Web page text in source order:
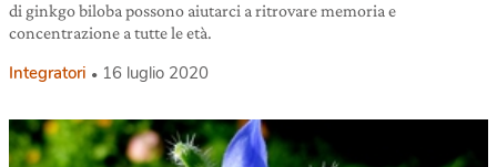
di ginkgo biloba possono aiutarci a ritrovare memoria e
concentrazione a tutte le età.
Integratori 16 luglio 2020